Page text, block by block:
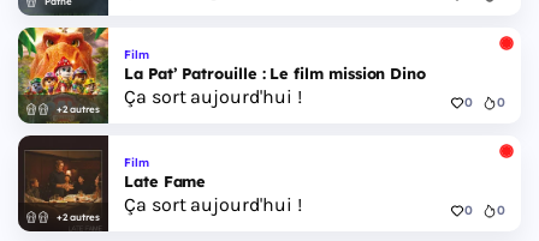
+2 autres
Film
La Pat’ Patrouille : Le film mission Dino
Ça sort aujourd'hui ! 0 0
+2 autres
Film
Late Fame
Ça sort aujourd'hui ! 0 0